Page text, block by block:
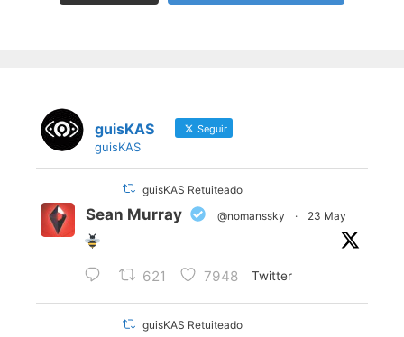
guisKAS Seguir
guisKAS
guisKAS Retuiteado
Sean Murray @nomanssky · 23 May
621 7948 Twitter
guisKAS Retuiteado